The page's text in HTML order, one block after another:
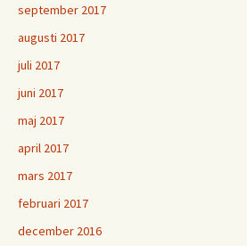
september 2017
augusti 2017
juli 2017
juni 2017
maj 2017
april 2017
mars 2017
februari 2017
december 2016